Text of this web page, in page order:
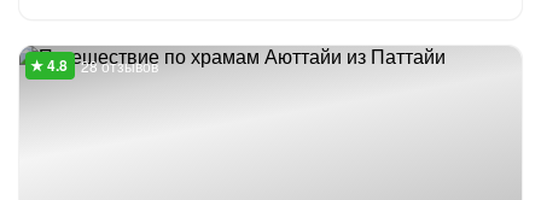
28 отзывов